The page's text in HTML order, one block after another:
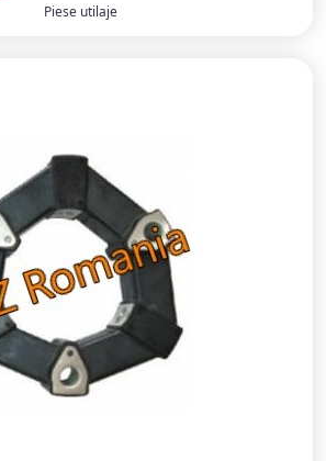
Piese utilaje